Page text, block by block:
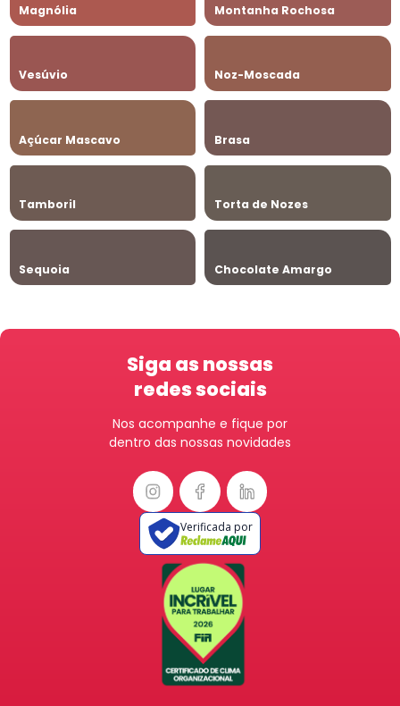
Magnólia Montanha Rochosa
Vesúvio Noz-Moscada
Açúcar Mascavo Brasa
Tamboril Torta de Nozes
Sequoia Chocolate Amargo
Siga as nossas
redes sociais
Nos acompanhe e fique por
dentro das nossas novidades
Verificada por